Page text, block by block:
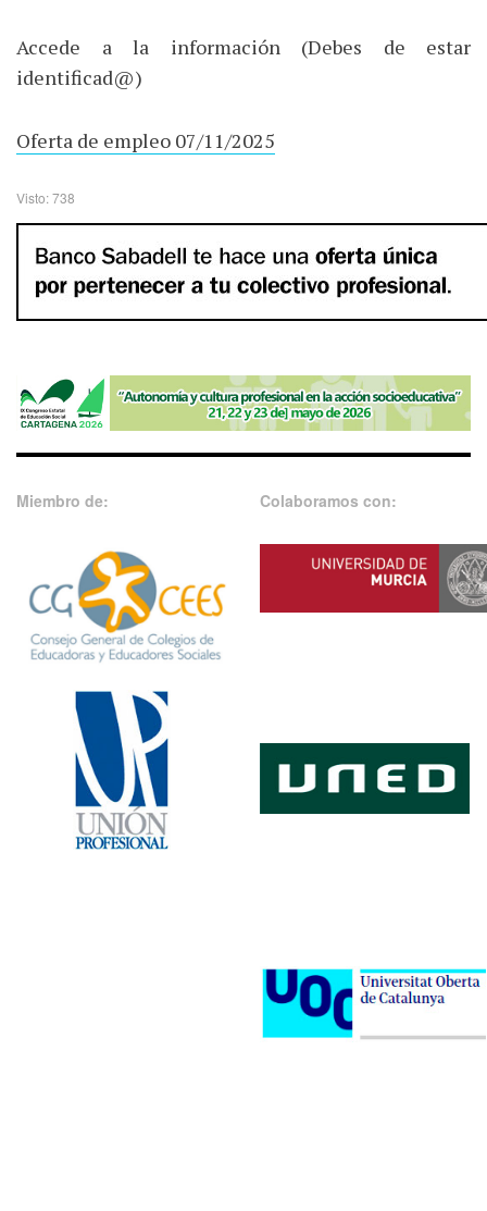
Accede a la información (Debes de estar
identificad@)
Oferta de empleo 07/11/2025
Visto: 738
Miembro de: Colaboramos con: